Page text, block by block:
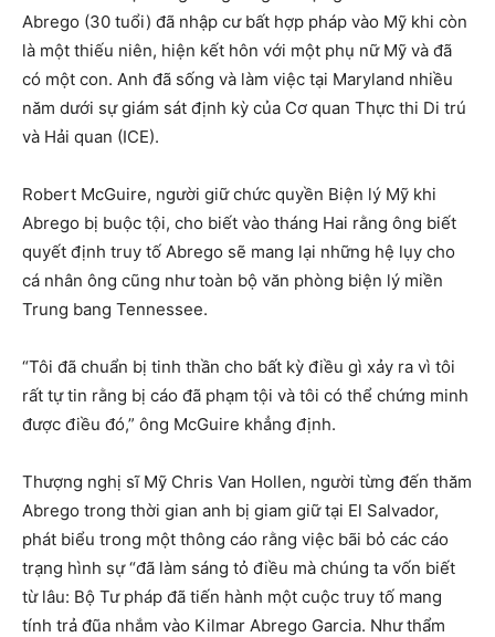
Abrego (30 tuổi) đã nhập cư bất hợp pháp vào Mỹ khi còn
là một thiếu niên, hiện kết hôn với một phụ nữ Mỹ và đã
có một con. Anh đã sống và làm việc tại Maryland nhiều
năm dưới sự giám sát định kỳ của Cơ quan Thực thi Di trú
và Hải quan (ICE).
Robert McGuire, người giữ chức quyền Biện lý Mỹ khi
Abrego bị buộc tội, cho biết vào tháng Hai rằng ông biết
quyết định truy tố Abrego sẽ mang lại những hệ lụy cho
cá nhân ông cũng như toàn bộ văn phòng biện lý miền
Trung bang Tennessee.
“Tôi đã chuẩn bị tinh thần cho bất kỳ điều gì xảy ra vì tôi
rất tự tin rằng bị cáo đã phạm tội và tôi có thể chứng minh
được điều đó,” ông McGuire khẳng định.
Thượng nghị sĩ Mỹ Chris Van Hollen, người từng đến thăm
Abrego trong thời gian anh bị giam giữ tại El Salvador,
phát biểu trong một thông cáo rằng việc bãi bỏ các cáo
trạng hình sự “đã làm sáng tỏ điều mà chúng ta vốn biết
từ lâu: Bộ Tư pháp đã tiến hành một cuộc truy tố mang
tính trả đũa nhắm vào Kilmar Abrego Garcia. Như thẩm